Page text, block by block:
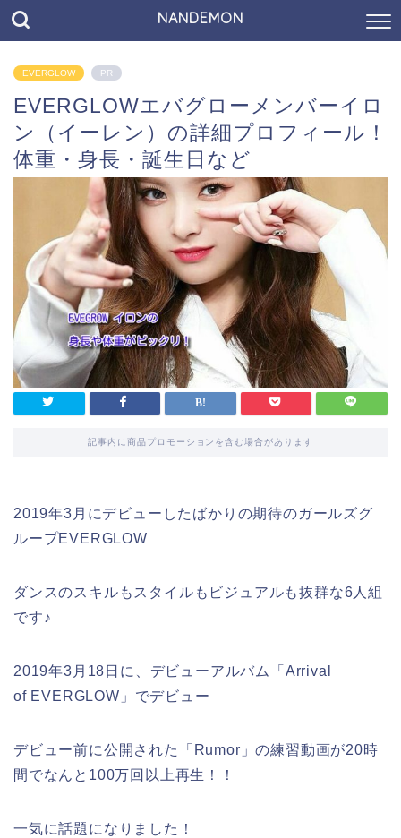
NANDEMON
EVERGLOW PR
EVERGLOWエバグローメンバーイロ
ン（イーレン）の詳細プロフィール！
体重・身長・誕生日など
記事内に商品プロモーションを含む場合があります
2019年3月にデビューしたばかりの期待のガールズグ
ループEVERGLOW
ダンスのスキルもスタイルもビジュアルも抜群な6人組
です♪
2019年3月18日に、デビューアルバム「Arrival
of EVERGLOW」でデビュー
デビュー前に公開された「Rumor」の練習動画が20時
間でなんと100万回以上再生！！
一気に話題になりました！